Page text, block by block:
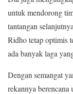
untuk mendorong
tantangan
Ridho tetap optimis
ada banyak laga
Dengan semangat
rekannya